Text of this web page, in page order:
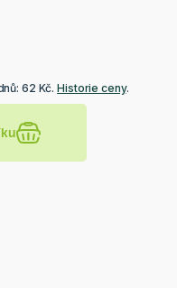
62 Kč.Historie ceny.